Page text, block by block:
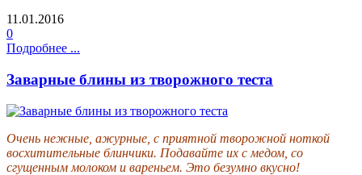
11.01.2016
0
Подробнее ...
Заварные блины из творожного теста
Очень нежные, ажурные, с приятной творожной ноткой
восхитительные блинчики. Подавайте их с медом, со
сгущенным молоком и вареньем. Это безумно вкусно!